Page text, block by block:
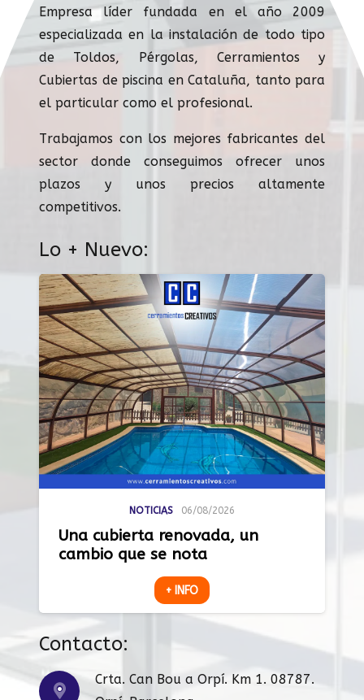
Empresa líder fundada en el año 2009
especializada en la instalación de todo tipo
de Toldos, Pérgolas, Cerramientos y
Cubiertas de piscina en Cataluña, tanto para
el particular como el profesional.
Trabajamos con los mejores fabricantes del
sector donde conseguimos ofrecer unos
plazos y unos precios altamente
competitivos.
Lo + Nuevo:
NOTICIAS 06/08/2026
Una cubierta renovada, un
cambio que se nota
+ INFO
Contacto:
Crta. Can Bou a Orpí. Km 1. 08787.